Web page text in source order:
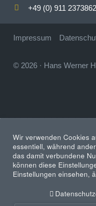
+49 (0) 911 2373862
Impressum
© 2026 · Hans Werner
Wir verwenden Cookies
essentiell, während
das damit verbundene
können diese
Einstellungen einsehen,